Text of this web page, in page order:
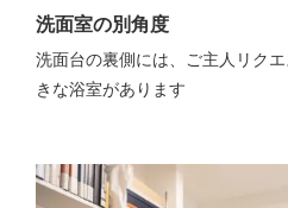
洗面室の別角度
洗面台の裏側には、ご主人リク
きな浴室があります